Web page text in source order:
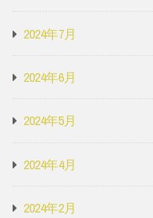
2024年7月
2024年6月
2024年5月
2024年4月
2024年2月